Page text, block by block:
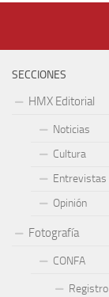
SECCIONES
HMX Editorial
Noticias
Cultura
Entrevistas
Opinión
Fotografía
CONFA
Registro